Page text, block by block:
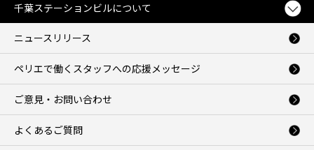
千葉ステーションビルについて
ニュースリリース
ペリエで働くスタッフへの応援メッセージ
ご意見・お問い合わせ
よくあるご質問